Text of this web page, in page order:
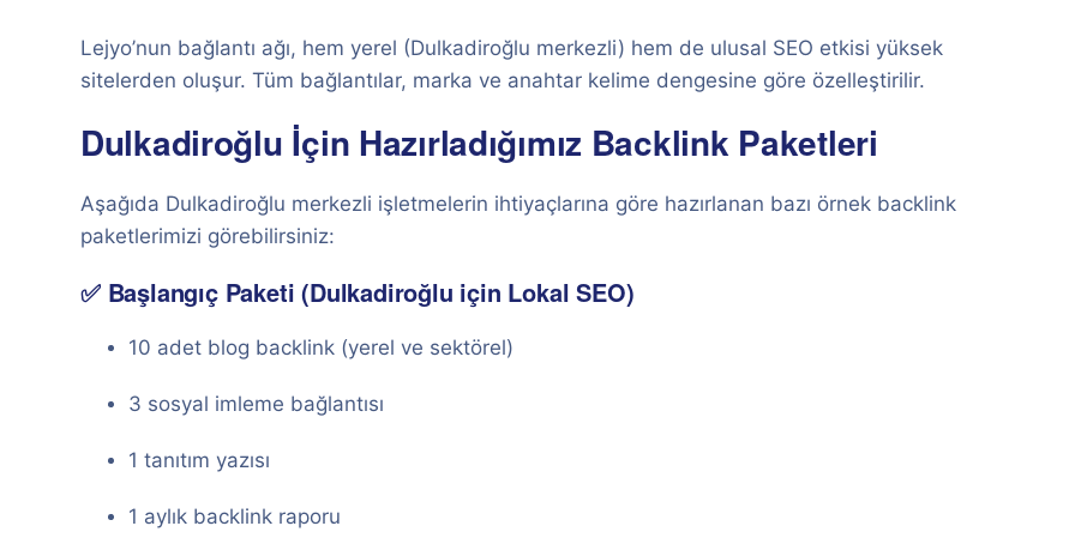
Lejyo’nun bağlantı ağı, hem yerel (Dulkadiroğlu merkezli) hem de ulusal SEO etkisi yüksek
sitelerden oluşur. Tüm bağlantılar, marka ve anahtar kelime dengesine göre özelleştirilir.
Dulkadiroğlu İçin Hazırladığımız Backlink Paketleri
Aşağıda Dulkadiroğlu merkezli işletmelerin ihtiyaçlarına göre hazırlanan bazı örnek backlink
paketlerimizi görebilirsiniz:
✅ Başlangıç Paketi (Dulkadiroğlu için Lokal SEO)
10 adet blog backlink (yerel ve sektörel)
3 sosyal imleme bağlantısı
1 tanıtım yazısı
1 aylık backlink raporu